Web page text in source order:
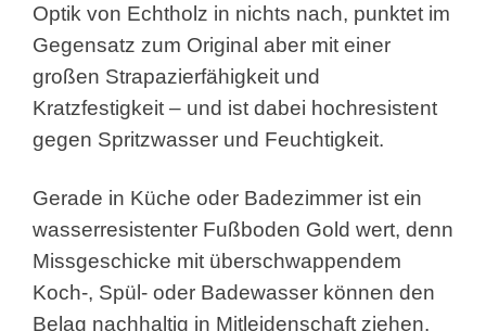
Optik von Echtholz in nichts nach, punktet im
Gegensatz zum Original aber mit einer
großen Strapazierfähigkeit und
Kratzfestigkeit – und ist dabei hochresistent
gegen Spritzwasser und Feuchtigkeit.
Gerade in Küche oder Badezimmer ist ein
wasserresistenter Fußboden Gold wert, denn
Missgeschicke mit überschwappendem
Koch-, Spül- oder Badewasser können den
Belag nachhaltig in Mitleidenschaft ziehen.